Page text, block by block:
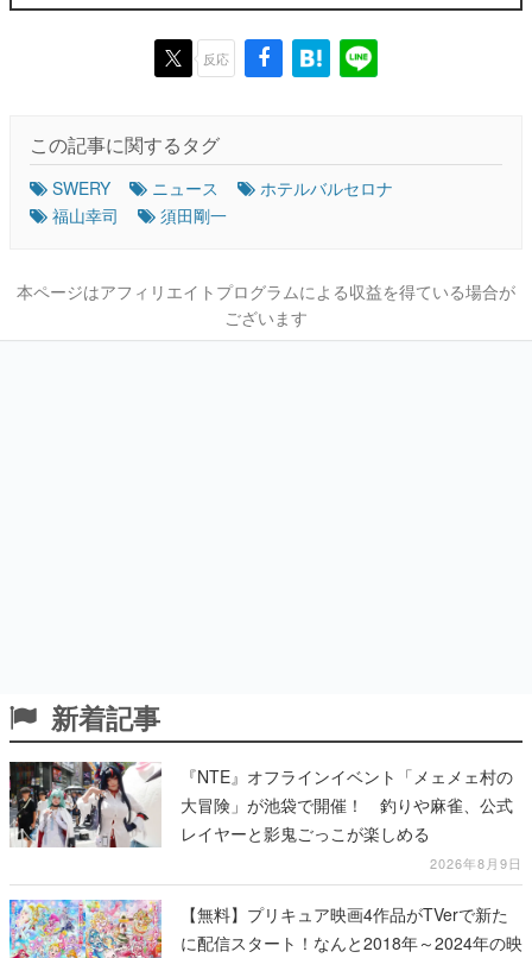
反応
この記事に関するタグ
SWERY ニュース
ホテルバルセロナ
福山幸司
須田剛一
本ページはアフィリエイトプログラムによる収益を得ている場合が
ございます
新着記事
『NTE』オフラインイベント「メェメェ村の
大冒険」が池袋で開催！ 釣りや麻雀、公式
レイヤーと影鬼ごっこが楽しめる
2026年8月9日
【無料】プリキュア映画4作品がTVerで新た
に配信スタート！なんと2018年～2024年の映